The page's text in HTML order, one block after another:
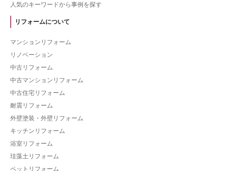
人気のキーワードから事例を探す
リフォームについて
マンションリフォーム
リノベーション
中古リフォーム
中古マンションリフォーム
中古住宅リフォーム
耐震リフォーム
外壁塗装・外壁リフォーム
キッチンリフォーム
浴室リフォーム
珪藻土リフォーム
ペットリフォーム